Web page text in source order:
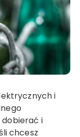
dobierać i
chcesz